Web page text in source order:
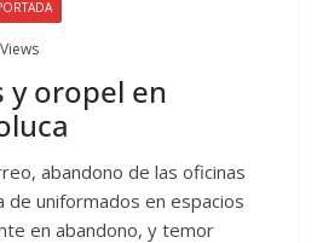
y oropel en
abandono de las oficinas
de uniformados en espacios
en abandono, y temor